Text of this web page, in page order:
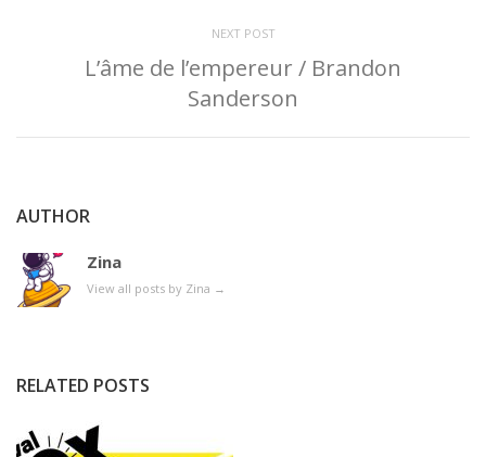
NEXT POST
L’âme de l’empereur / Brandon
Sanderson
AUTHOR
Zina
View all posts by Zina →
RELATED POSTS